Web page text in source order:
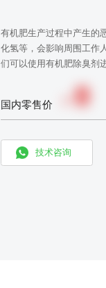
有机肥生产过程中产生的
化氢等，会影响周围工作
们可以使用有机肥除臭剂
国内零售价 0
技术咨询